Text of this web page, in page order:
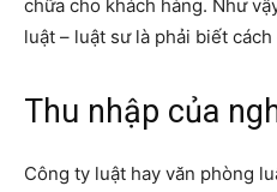
chữa cho khách hàng. Như
luật – luật sư là phải biết
Thu nhập của
Công ty luật hay văn phòng